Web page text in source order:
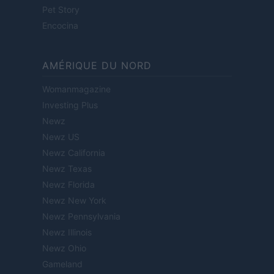
Pet Story
Encocina
AMÉRIQUE DU NORD
Womanmagazine
Investing Plus
Newz
Newz US
Newz California
Newz Texas
Newz Florida
Newz New York
Newz Pennsylvania
Newz Illinois
Newz Ohio
Gameland